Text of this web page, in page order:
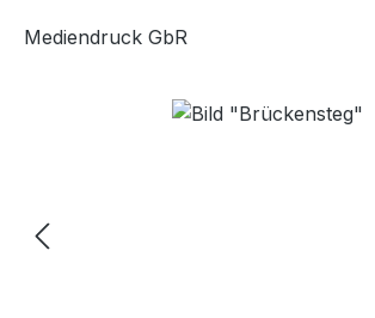
Mediendruck GbR
Bildergalerie überspringen